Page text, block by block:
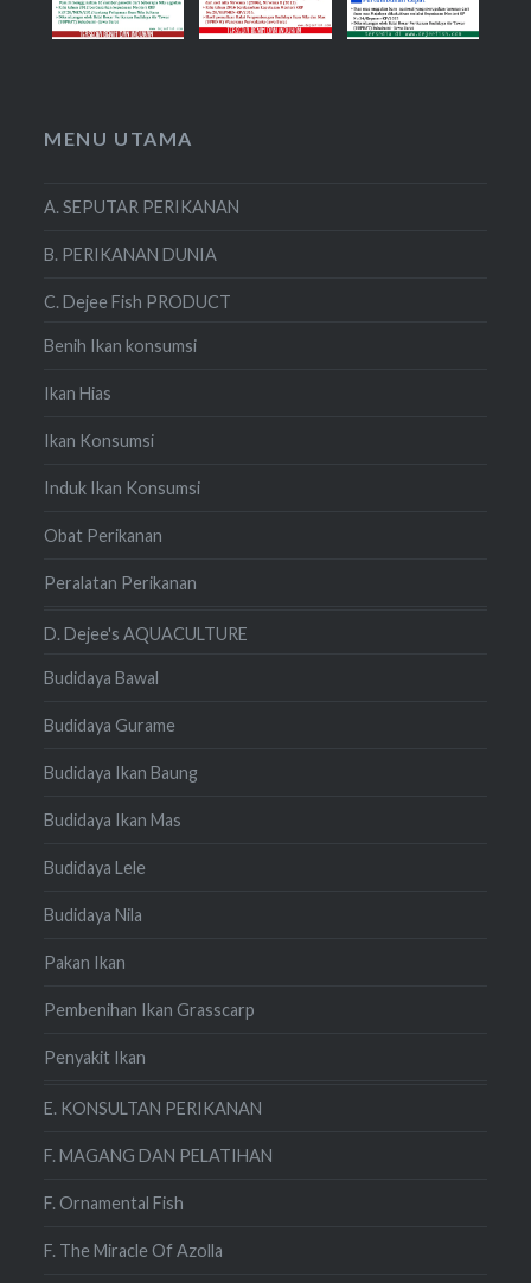
MENU UTAMA
A. SEPUTAR PERIKANAN
B. PERIKANAN DUNIA
C. Dejee Fish PRODUCT
Benih Ikan konsumsi
Ikan Hias
Ikan Konsumsi
Induk Ikan Konsumsi
Obat Perikanan
Peralatan Perikanan
D. Dejee's AQUACULTURE
Budidaya Bawal
Budidaya Gurame
Budidaya Ikan Baung
Budidaya Ikan Mas
Budidaya Lele
Budidaya Nila
Pakan Ikan
Pembenihan Ikan Grasscarp
Penyakit Ikan
E. KONSULTAN PERIKANAN
F. MAGANG DAN PELATIHAN
F. Ornamental Fish
F. The Miracle Of Azolla